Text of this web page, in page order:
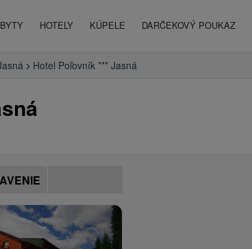
HOTELY KÚPELE DARČEKOVÝ POUKAZ
Hotel Poľovník *** Jasná